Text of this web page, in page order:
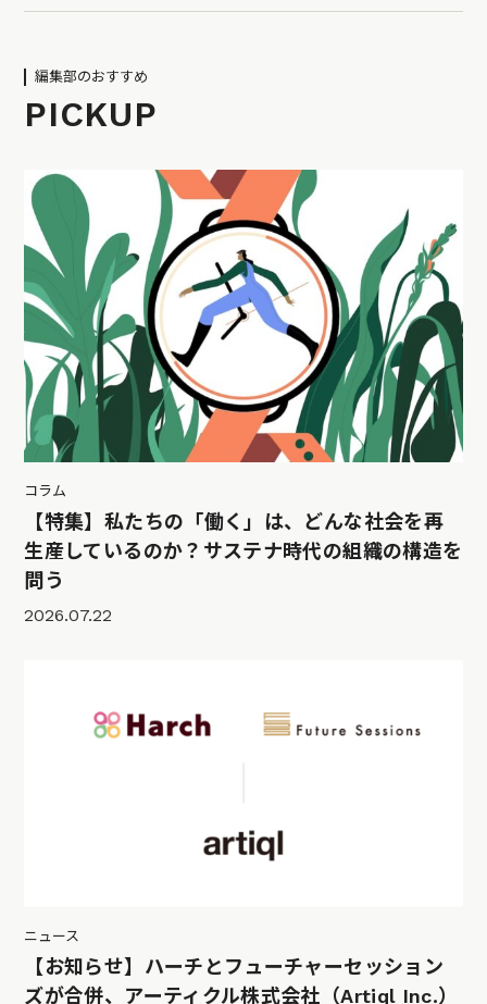
編集部のおすすめ
PICKUP
コラム
【特集】私たちの「働く」は、どんな社会を再
生産しているのか？サステナ時代の組織の構造を
問う
2026.07.22
ニュース
【お知らせ】ハーチとフューチャーセッション
ズが合併、アーティクル株式会社（Artiql Inc.）